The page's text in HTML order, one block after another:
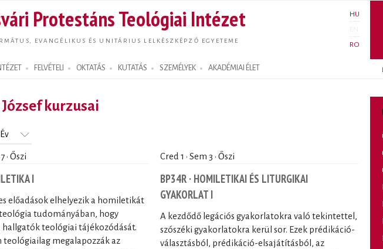
tartalomra
Protestáns Teológiai Intézet
EVANGÉLIKUS ÉS UNITÁRIUS LELKÉSZKÉPZŐ EGYETEME
HU
RO
FELVÉTELI OKTATÁS KUTATÁS SZEMÉLYEK AKADÉMIAI ÉLET
kurzusai
· Őszi
I
előadások elhelyezik a homiletikát
tudományában, hogy
hallgatók teológiai tájékozódását.
teológiailag megalapozzák az
Cred 1 · Sem 3 · Őszi
BP34R · HOMILETIKAI ÉS LITURGIKAI
GYAKORLAT I
A kezdődő legációs gyakorlatokra való tekintettel,
szószéki gyakorlatokra kerül sor. Ezek prédikáció-
választásból, prédikáció-elsajátításból, az